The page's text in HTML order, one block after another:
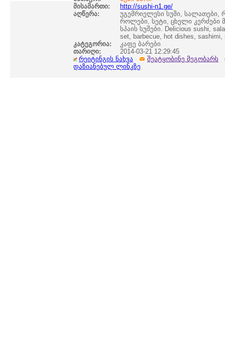
მისამართი:
http://sushi-n1.ge/
აღწერა:
უგემრიელესი სუში,
როლები, სეტი, ცხელი კერძები
სპაის სუშები. Delicious sushi,
set, barbecue, hot dishes, sashimi,
კატეგორია:
კაფე ბარები
თარიღი:
2014-03-21 12:29:45
რეიტინგის ნახვა
შეატყობინე მეგობარს
დაზიანებულ ლინკზე